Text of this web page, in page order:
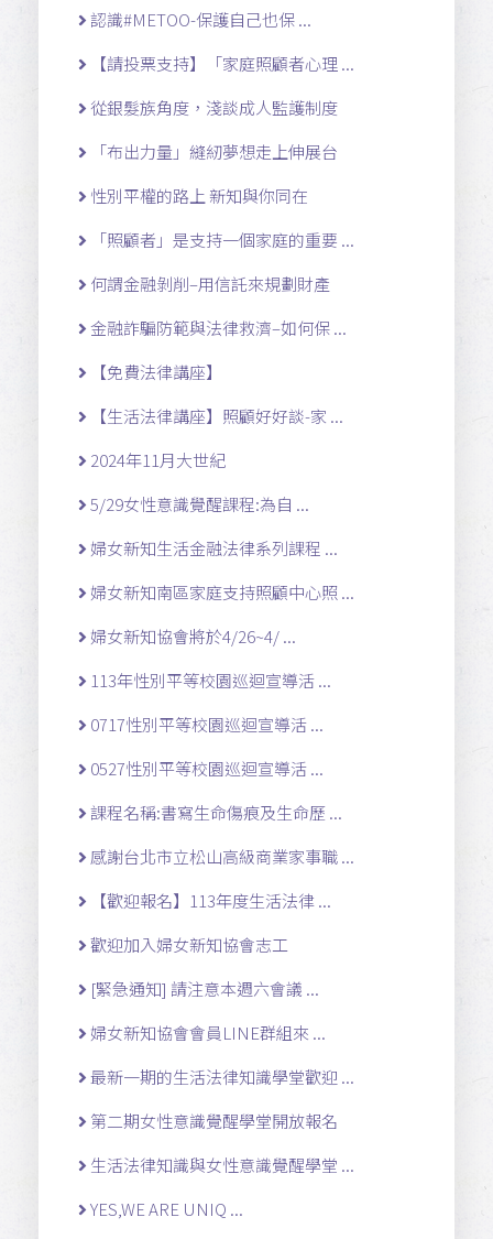
認識#METOO-保護自己也保 ...
【請投票支持】「家庭照顧者心理 ...
從銀髮族角度，淺談成人監護制度
「布出力量」縫紉夢想走上伸展台
性別平權的路上 新知與你同在
「照顧者」是支持一個家庭的重要 ...
何謂金融剝削–用信託來規劃財產
金融詐騙防範與法律救濟–如何保 ...
【免費法律講座】
【生活法律講座】照顧好好談-家 ...
2024年11月大世紀
5/29女性意識覺醒課程:為自 ...
婦女新知生活金融法律系列課程 ...
婦女新知南區家庭支持照顧中心照 ...
婦女新知協會將於4/26~4/ ...
113年性別平等校園巡迴宣導活 ...
0717性別平等校園巡迴宣導活 ...
0527性別平等校園巡迴宣導活 ...
課程名稱:書寫生命傷痕及生命歷 ...
感謝台北市立松山高級商業家事職 ...
【歡迎報名】113年度生活法律 ...
歡迎加入婦女新知協會志工
[緊急通知] 請注意本週六會議 ...
婦女新知協會會員LINE群組來 ...
最新一期的生活法律知識學堂歡迎 ...
第二期女性意識覺醒學堂開放報名
生活法律知識與女性意識覺醒學堂 ...
YES,WE ARE UNIQ ...